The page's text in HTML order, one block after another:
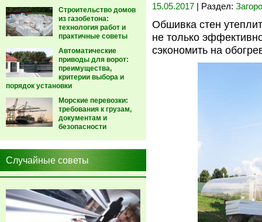
Строительство домов
из газобетона:
технология работ и
практичные советы
Автоматические
приводы для ворот:
преимущества,
критерии выбора и
порядок установки
Морские перевозки:
требования к грузам,
документам и
безопасности
Случайные советы
15.05.2017 | Раздел:
Обшивка стен
не только
сэкономить на